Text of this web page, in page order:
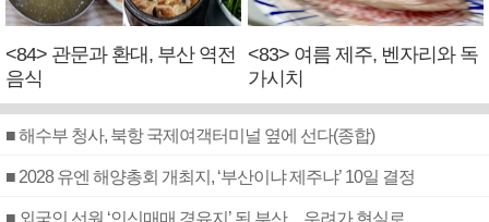
<84> 관문과 환대, 부산 역전
음식
<83> 여름 제주, 벤자리와 독
가시치
■ 해수부 청사, 북항 국제여객터미널 옆에 선다(종합)
■ 2028 유엔 해양총회 개최지, ‘부산이냐 제주냐’ 10일 결정